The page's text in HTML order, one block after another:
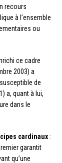
recours
à l’ensemble
ou
ce cadre
2003) a
de
a, quant à lui,
dans le
cardinaux :
garantit
qu’une